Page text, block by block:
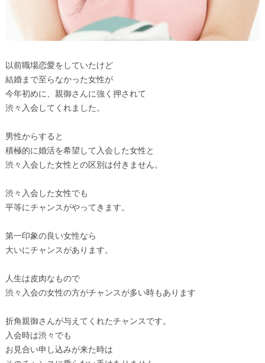
以前職場恋愛をしていたけど
結婚まで至らなかった女性が
今年初めに、親御さんに強く押されて
渋々入会してくれました。
男性からすると
積極的に婚活を希望して入会した女性と
渋々入会した女性との区別は付きません。
渋々入会した女性でも
平等にチャンスがやってきます。
第一印象の良い女性なら
大いにチャンスがあります。
人生は皮肉なもので
渋々入会の女性の方がチャンスが多い時もあります
折角親御さんが与えてくれたチャンスです。
入会時は渋々でも
お見合い申し込みが来た時は